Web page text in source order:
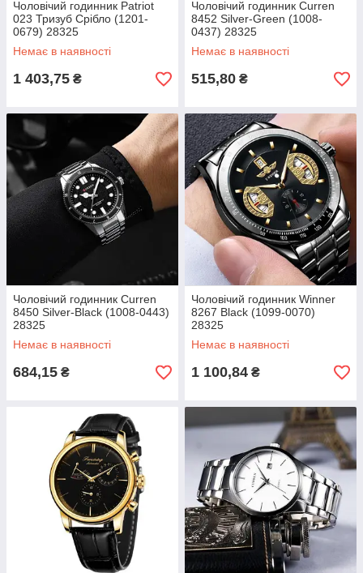
Чоловічий годинник Patriot
023 Тризуб Срібло (1201-
0679) 28325
Немає в наявності
1 403,75 ₴
Чоловічий годинник Curren
8452 Silver-Green (1008-
0437) 28325
Немає в наявності
515,80 ₴
Чоловічий годинник Curren
8450 Silver-Black (1008-0443)
28325
Немає в наявності
684,15 ₴
Чоловічий годинник Winner
8267 Black (1099-0070)
28325
Немає в наявності
1 100,84 ₴